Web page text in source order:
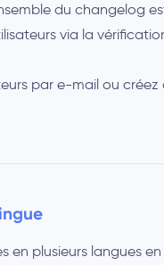
du changelog
via la
par e-mail ou
en plusieurs langues